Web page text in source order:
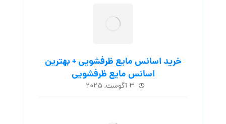
خرید اسانس مایع ظرفشویی + بهترین
اسانس مایع ظرفشویی
۳ آگوست, ۲۰۲۵